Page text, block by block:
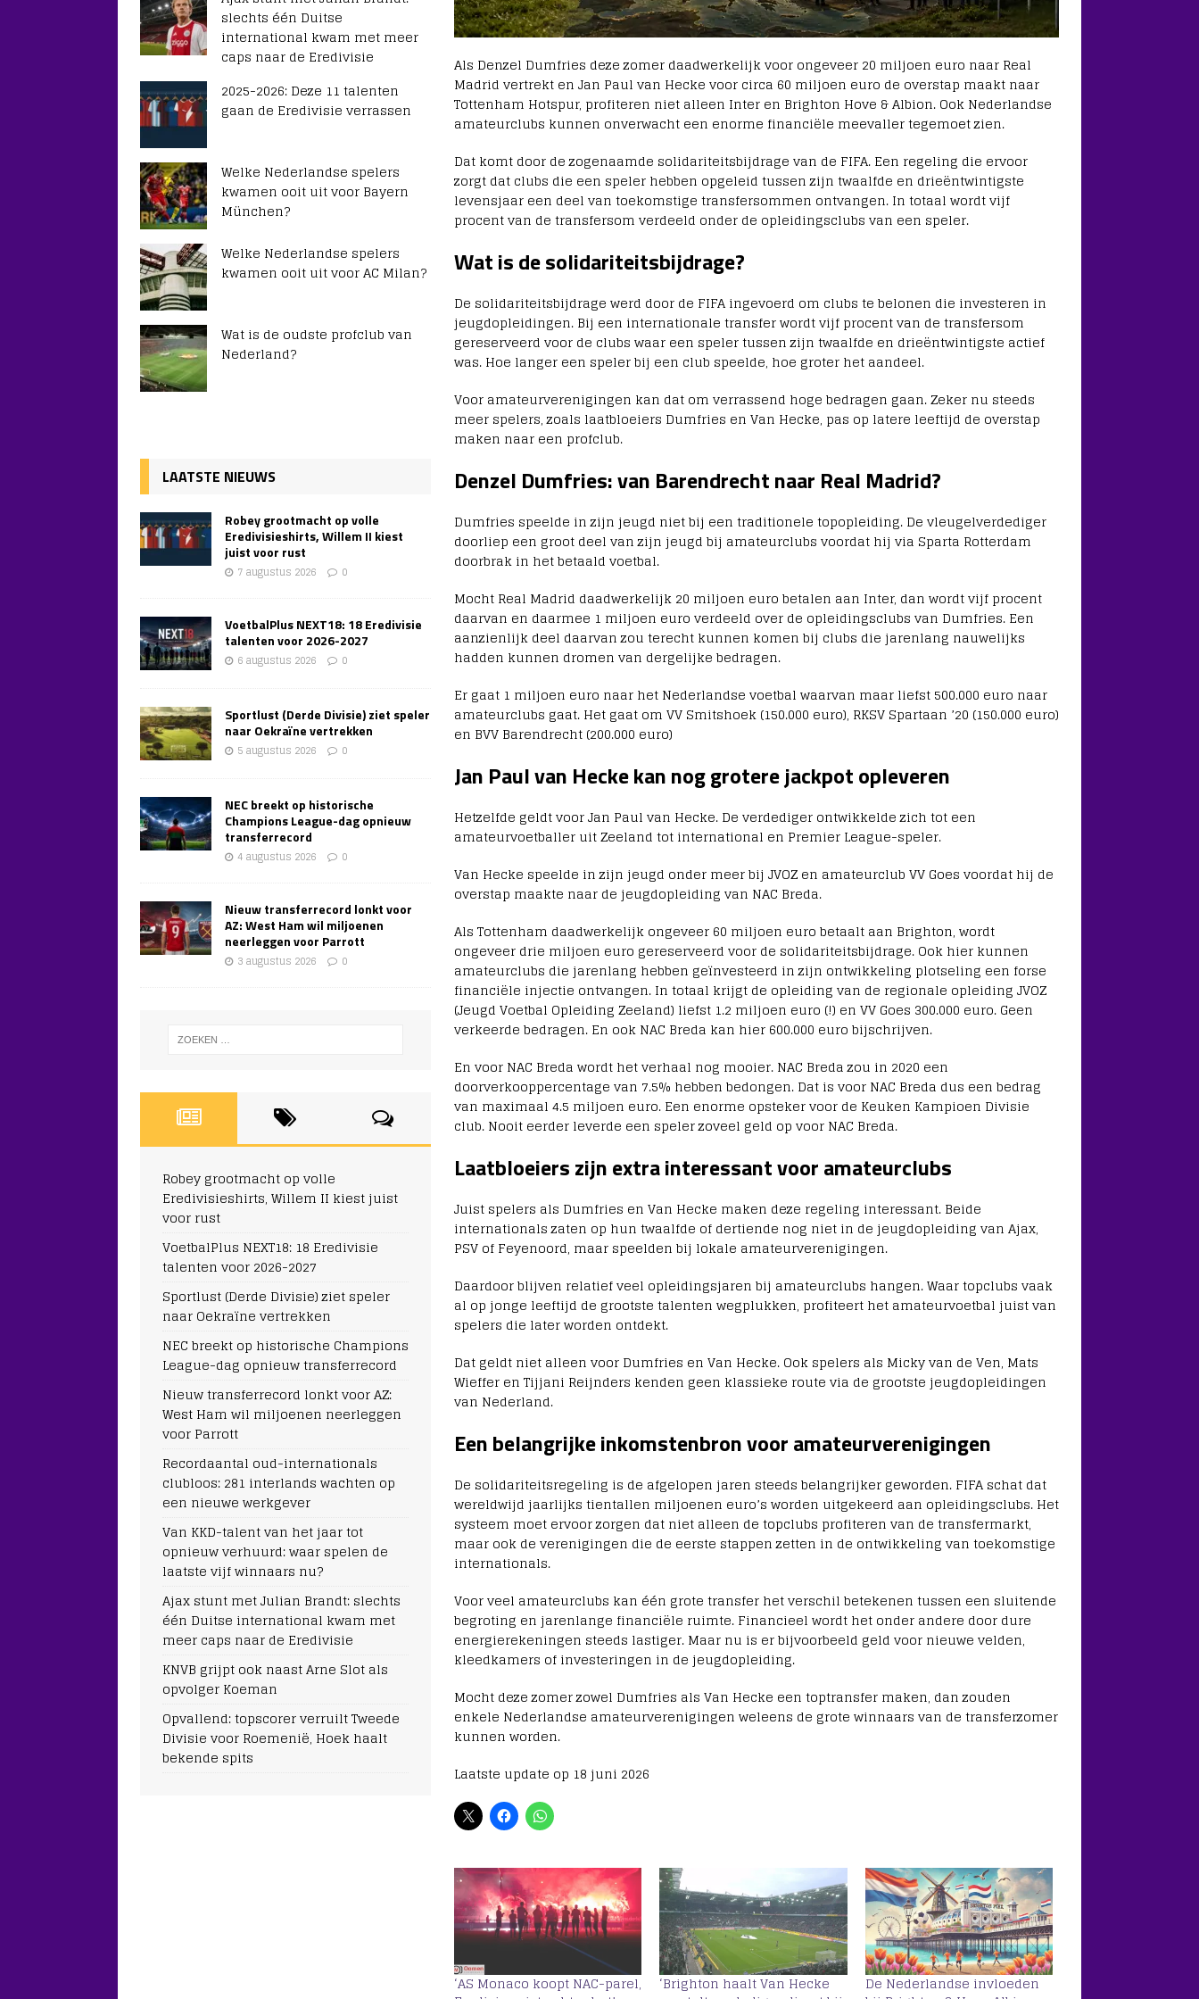
Als Denzel Dumfries deze zomer daadwerkelijk voor ongeveer 20 miljoen euro naar Real
Madrid vertrekt en Jan Paul van Hecke voor circa 60 miljoen euro de overstap maakt naar
Tottenham Hotspur, profiteren niet alleen Inter en Brighton Hove & Albion. Ook Nederlandse
amateurclubs kunnen onverwacht een enorme financiële meevaller tegemoet zien.
Dat komt door de zogenaamde solidariteitsbijdrage van de FIFA. Een regeling die ervoor
zorgt dat clubs die een speler hebben opgeleid tussen zijn twaalfde en drieëntwintigste
levensjaar een deel van toekomstige transfersommen ontvangen. In totaal wordt vijf
procent van de transfersom verdeeld onder de opleidingsclubs van een speler.
Wat is de solidariteitsbijdrage?
De solidariteitsbijdrage werd door de FIFA ingevoerd om clubs te belonen die investeren in
jeugdopleidingen. Bij een internationale transfer wordt vijf procent van de transfersom
gereserveerd voor de clubs waar een speler tussen zijn twaalfde en drieëntwintigste actief
was. Hoe langer een speler bij een club speelde, hoe groter het aandeel.
Voor amateurverenigingen kan dat om verrassend hoge bedragen gaan. Zeker nu steeds
meer spelers, zoals laatbloeiers Dumfries en Van Hecke, pas op latere leeftijd de overstap
maken naar een profclub.
Denzel Dumfries: van Barendrecht naar Real Madrid?
Dumfries speelde in zijn jeugd niet bij een traditionele topopleiding. De vleugelverdediger
doorliep een groot deel van zijn jeugd bij amateurclubs voordat hij via Sparta Rotterdam
doorbrak in het betaald voetbal.
Mocht Real Madrid daadwerkelijk 20 miljoen euro betalen aan Inter, dan wordt vijf procent
daarvan en daarmee 1 miljoen euro verdeeld over de opleidingsclubs van Dumfries. Een
aanzienlijk deel daarvan zou terecht kunnen komen bij clubs die jarenlang nauwelijks
hadden kunnen dromen van dergelijke bedragen.
Er gaat 1 miljoen euro naar het Nederlandse voetbal waarvan maar liefst 500.000 euro naar
amateurclubs gaat. Het gaat om VV Smitshoek (150.000 euro), RKSV Spartaan ’20 (150.000 euro)
en BVV Barendrecht (200.000 euro)
Jan Paul van Hecke kan nog grotere jackpot opleveren
Hetzelfde geldt voor Jan Paul van Hecke. De verdediger ontwikkelde zich tot een
amateurvoetballer uit Zeeland tot international en Premier League-speler.
Van Hecke speelde in zijn jeugd onder meer bij JVOZ en amateurclub VV Goes voordat hij de
overstap maakte naar de jeugdopleiding van NAC Breda.
Als Tottenham daadwerkelijk ongeveer 60 miljoen euro betaalt aan Brighton, wordt
ongeveer drie miljoen euro gereserveerd voor de solidariteitsbijdrage. Ook hier kunnen
amateurclubs die jarenlang hebben geïnvesteerd in zijn ontwikkeling plotseling een forse
financiële injectie ontvangen. In totaal krijgt de opleiding van de regionale opleiding JVOZ
(Jeugd Voetbal Opleiding Zeeland) liefst 1.2 miljoen euro (!) en VV Goes 300.000 euro. Geen
verkeerde bedragen. En ook NAC Breda kan hier 600.000 euro bijschrijven.
En voor NAC Breda wordt het verhaal nog mooier. NAC Breda zou in 2020 een
doorverkooppercentage van 7.5% hebben bedongen. Dat is voor NAC Breda dus een bedrag
van maximaal 4.5 miljoen euro. Een enorme opsteker voor de Keuken Kampioen Divisie
club. Nooit eerder leverde een speler zoveel geld op voor NAC Breda.
Laatbloeiers zijn extra interessant voor amateurclubs
Juist spelers als Dumfries en Van Hecke maken deze regeling interessant. Beide
internationals zaten op hun twaalfde of dertiende nog niet in de jeugdopleiding van Ajax,
PSV of Feyenoord, maar speelden bij lokale amateurverenigingen.
Daardoor blijven relatief veel opleidingsjaren bij amateurclubs hangen. Waar topclubs vaak
al op jonge leeftijd de grootste talenten wegplukken, profiteert het amateurvoetbal juist van
spelers die later worden ontdekt.
Dat geldt niet alleen voor Dumfries en Van Hecke. Ook spelers als Micky van de Ven, Mats
Wieffer en Tijjani Reijnders kenden geen klassieke route via de grootste jeugdopleidingen
van Nederland.
Een belangrijke inkomstenbron voor amateurverenigingen
De solidariteitsregeling is de afgelopen jaren steeds belangrijker geworden. FIFA schat dat
wereldwijd jaarlijks tientallen miljoenen euro’s worden uitgekeerd aan opleidingsclubs. Het
systeem moet ervoor zorgen dat niet alleen de topclubs profiteren van de transfermarkt,
maar ook de verenigingen die de eerste stappen zetten in de ontwikkeling van toekomstige
internationals.
Voor veel amateurclubs kan één grote transfer het verschil betekenen tussen een sluitende
begroting en jarenlange financiële ruimte. Financieel wordt het onder andere door dure
energierekeningen steeds lastiger. Maar nu is er bijvoorbeeld geld voor nieuwe velden,
kleedkamers of investeringen in de jeugdopleiding.
Mocht deze zomer zowel Dumfries als Van Hecke een toptransfer maken, dan zouden
enkele Nederlandse amateurverenigingen weleens de grote winnaars van de transferzomer
kunnen worden.
Laatste update op 18 juni 2026
‘AS Monaco koopt NAC-parel,
‘Brighton haalt Van Hecke
De Nederlandse invloeden
slechts één Duitse
international kwam met meer
caps naar de Eredivisie
2025-2026: Deze 11 talenten
gaan de Eredivisie verrassen
Welke Nederlandse spelers
kwamen ooit uit voor Bayern
München?
Welke Nederlandse spelers
kwamen ooit uit voor AC Milan?
Wat is de oudste profclub van
Nederland?
LAATSTE NIEUWS
Robey grootmacht op volle
Eredivisieshirts, Willem II kiest
juist voor rust
7 augustus 2026 0
VoetbalPlus NEXT18: 18 Eredivisie
talenten voor 2026-2027
6 augustus 2026 0
Sportlust (Derde Divisie) ziet speler
naar Oekraïne vertrekken
5 augustus 2026 0
NEC breekt op historische
Champions League-dag opnieuw
transferrecord
4 augustus 2026 0
Nieuw transferrecord lonkt voor
AZ: West Ham wil miljoenen
neerleggen voor Parrott
3 augustus 2026 0
Robey grootmacht op volle
Eredivisieshirts, Willem II kiest juist
voor rust
VoetbalPlus NEXT18: 18 Eredivisie
talenten voor 2026-2027
Sportlust (Derde Divisie) ziet speler
naar Oekraïne vertrekken
NEC breekt op historische Champions
League-dag opnieuw transferrecord
Nieuw transferrecord lonkt voor AZ:
West Ham wil miljoenen neerleggen
voor Parrott
Recordaantal oud-internationals
clubloos: 281 interlands wachten op
een nieuwe werkgever
Van KKD-talent van het jaar tot
opnieuw verhuurd: waar spelen de
laatste vijf winnaars nu?
Ajax stunt met Julian Brandt: slechts
één Duitse international kwam met
meer caps naar de Eredivisie
KNVB grijpt ook naast Arne Slot als
opvolger Koeman
Opvallend: topscorer verruilt Tweede
Divisie voor Roemenië, Hoek haalt
bekende spits